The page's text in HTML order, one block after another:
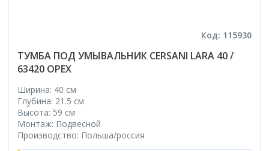
Код: 115930
ТУМБА ПОД УМЫВАЛЬНИК CERSANI LARA 40 /
63420 ОРЕХ
Ширина: 40 см
Глубина: 21.5 см
Высота: 59 см
Монтаж: Подвесной
Производство: Польша/россия